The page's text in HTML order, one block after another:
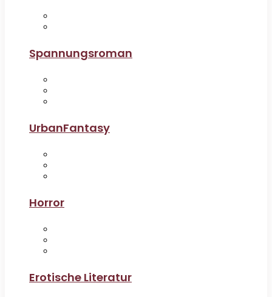
Spannungsroman
UrbanFantasy
Horror
Erotische Literatur